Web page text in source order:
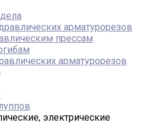
арматурорезов
прессам
арматурорезов
электрические